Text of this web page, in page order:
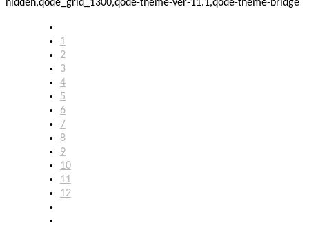
hidden,qode_grid_1300,qode-theme-ver-11.1,qode-theme-bridge
1
2
3
4
5
6
7
8
9
10
11
12